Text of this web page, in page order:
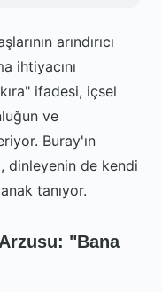
arındırıcı
ihtiyacını
ifadesi, içsel
ve
Buray'ın
dinleyenin de kendi
tanıyor.
"Bana